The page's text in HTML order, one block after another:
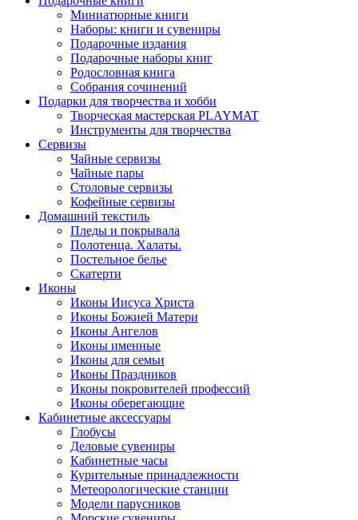
Миниатюрные книги
Наборы: книги и сувениры
Подарочные издания
Подарочные наборы книг
Родословная книга
Собрания сочинений
Подарки для творчества и хобби
Творческая мастерская PLAYMAT
Инструменты для творчества
Cервизы
Чайные сервизы
Чайные пары
Столовые сервизы
Кофейные сервизы
Домашний текстиль
Пледы и покрывала
Полотенца. Халаты.
Постельное белье
Скатерти
Иконы
Иконы Иисуса Христа
Иконы Божией Матери
Иконы Ангелов
Иконы именные
Иконы для семьи
Иконы Праздников
Иконы покровителей профессий
Иконы оберегающие
Кабинетные аксессуары
Глобусы
Деловые сувениры
Кабинетные часы
Курительные принадлежности
Метеорологические станции
Модели парусников